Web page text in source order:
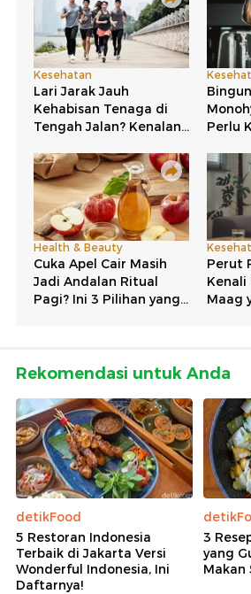
Rekomendasi untuk Anda
detikFood
5 Restoran Indonesia
Terbaik di Jakarta Versi
Wonderful Indonesia, Ini
Daftarnya!
3
yang
Makan